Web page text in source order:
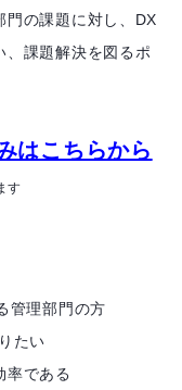
門の課題に対し、DX
、課題解決を図るポ
はこちらから
す
管理部門の方
たい
率である